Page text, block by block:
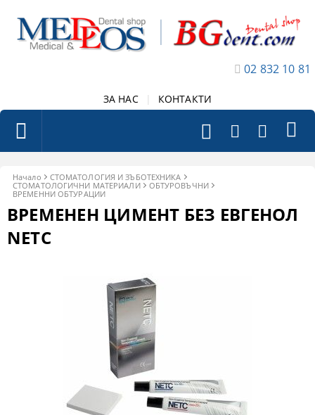
02 832 10 81
ЗА НАС КОНТАКТИ
Начало
СТОМАТОЛОГИЯ И ЗЪБОТЕХНИКА
СТОМАТОЛОГИЧНИ МАТЕРИАЛИ
ОБТУРОВЪЧНИ
ВРЕМЕННИ ОБТУРАЦИИ
ВРЕМЕНЕН ЦИМЕНТ БЕЗ ЕВГЕНОЛ
NETC